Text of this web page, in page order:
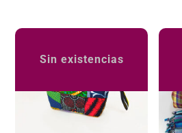
Sin existencias